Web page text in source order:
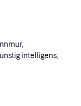
intelligens,